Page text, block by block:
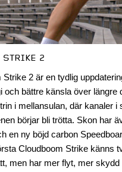
STRIKE 2
Strike 2 är en tydlig
och bättre känsla över längre
i mellansulan, där kanaler
börjar bli trötta. Skon har
en ny böjd carbon
Cloudboom Strike känns
men har mer flyt, mer